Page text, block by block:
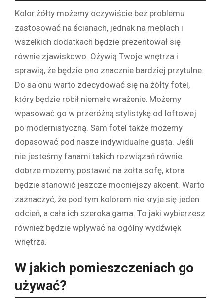
Kolor żółty możemy oczywiście bez problemu
zastosować na ścianach, jednak na meblach i
wszelkich dodatkach będzie prezentował się
równie zjawiskowo. Ożywią Twoje wnętrza i
sprawią, że będzie ono znacznie bardziej przytulne.
Do salonu warto zdecydować się na żółty fotel,
który będzie robił niemałe wrażenie. Możemy
wpasować go w przeróżną stylistykę od loftowej
po modernistyczną. Sam fotel także możemy
dopasować pod nasze indywidualne gusta. Jeśli
nie jesteśmy fanami takich rozwiązań równie
dobrze możemy postawić na żółta sofę, która
będzie stanowić jeszcze mocniejszy akcent. Warto
zaznaczyć, że pod tym kolorem nie kryje się jeden
odcień, a cała ich szeroka gama. To jaki wybierzesz
również będzie wpływać na ogólny wydźwięk
wnętrza.
W jakich pomieszczeniach go
używać?